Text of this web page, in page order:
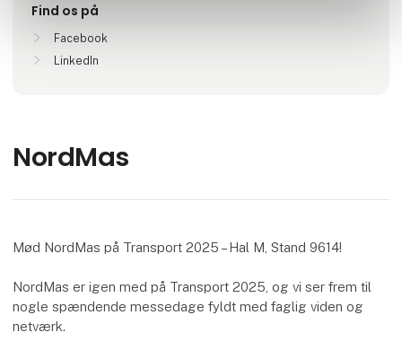
Find os på
Facebook
LinkedIn
NordMas
Mød NordMas på Transport 2025 – Hal M, Stand 9614!
NordMas er igen med på Transport 2025, og vi ser frem til
nogle spændende messedage fyldt med faglig viden og
netværk.